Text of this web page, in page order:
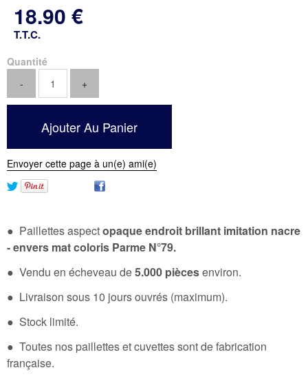
18.90 €
T.T.C.
Quantité
Envoyer cette page à un(e) ami(e)
● Paillettes aspectopaque endroit brillant imitation nacre
- envers mat coloris Parme N°79.
● Vendu en écheveau de5.000 piècesenviron.
● Livraison sous 10 jours ouvrés (maximum).
● Stock limité.
● Toutes nos paillettes et cuvettes sont de fabrication
française.